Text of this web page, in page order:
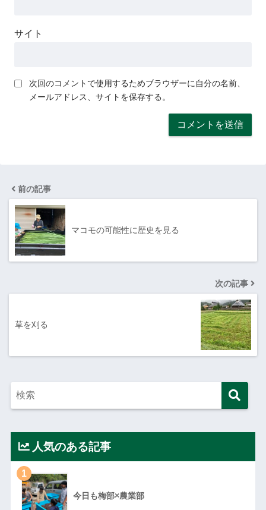
サイト
次回のコメントで使用するためブラウザーに自分の名前、
メールアドレス、サイトを保存する。
前の記事
マコモの可能性に歴史を見る
次の記事
草を刈る
人気のある記事
1
今日も梅部×農業部